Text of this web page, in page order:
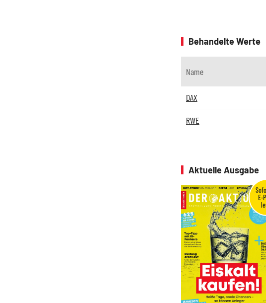
Behandelte Werte
Name
DAX
RWE
Aktuelle Ausgabe